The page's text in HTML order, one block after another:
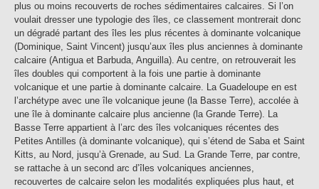
plus ou moins recouverts de roches sédimentaires calcaires. Si l’on
voulait dresser une typologie des îles, ce classement montrerait donc
un dégradé partant des îles les plus récentes à dominante volcanique
(Dominique, Saint Vincent) jusqu’aux îles plus anciennes à dominante
calcaire (Antigua et Barbuda, Anguilla). Au centre, on retrouverait les
îles doubles qui comportent à la fois une partie à dominante
volcanique et une partie à dominante calcaire. La Guadeloupe en est
l’archétype avec une île volcanique jeune (la Basse Terre), accolée à
une île à dominante calcaire plus ancienne (la Grande Terre). La
Basse Terre appartient à l’arc des îles volcaniques récentes des
Petites Antilles (à dominante volcanique), qui s’étend de Saba et Saint
Kitts, au Nord, jusqu’à Grenade, au Sud. La Grande Terre, par contre,
se rattache à un second arc d’îles volcaniques anciennes,
recouvertes de calcaire selon les modalités expliquées plus haut, et